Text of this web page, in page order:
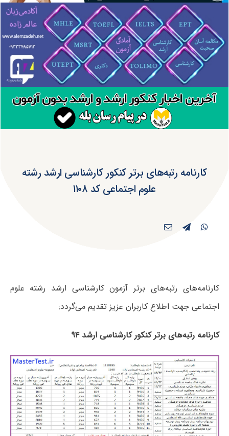
کارنامه رتبه‌های برتر کنکور کارشناسی ارشد رشته
علوم اجتماعی کد ۱۱۰۸
کارنامه‌های رتبه‌های برتر آزمون کارشناسی ارشد رشته علوم
اجتماعی جهت اطلاع کاربران عزیز تقدیم می‌گردد:
کارنامه رتبه‌های برتر کنکور کارشناسی ارشد ۹۴